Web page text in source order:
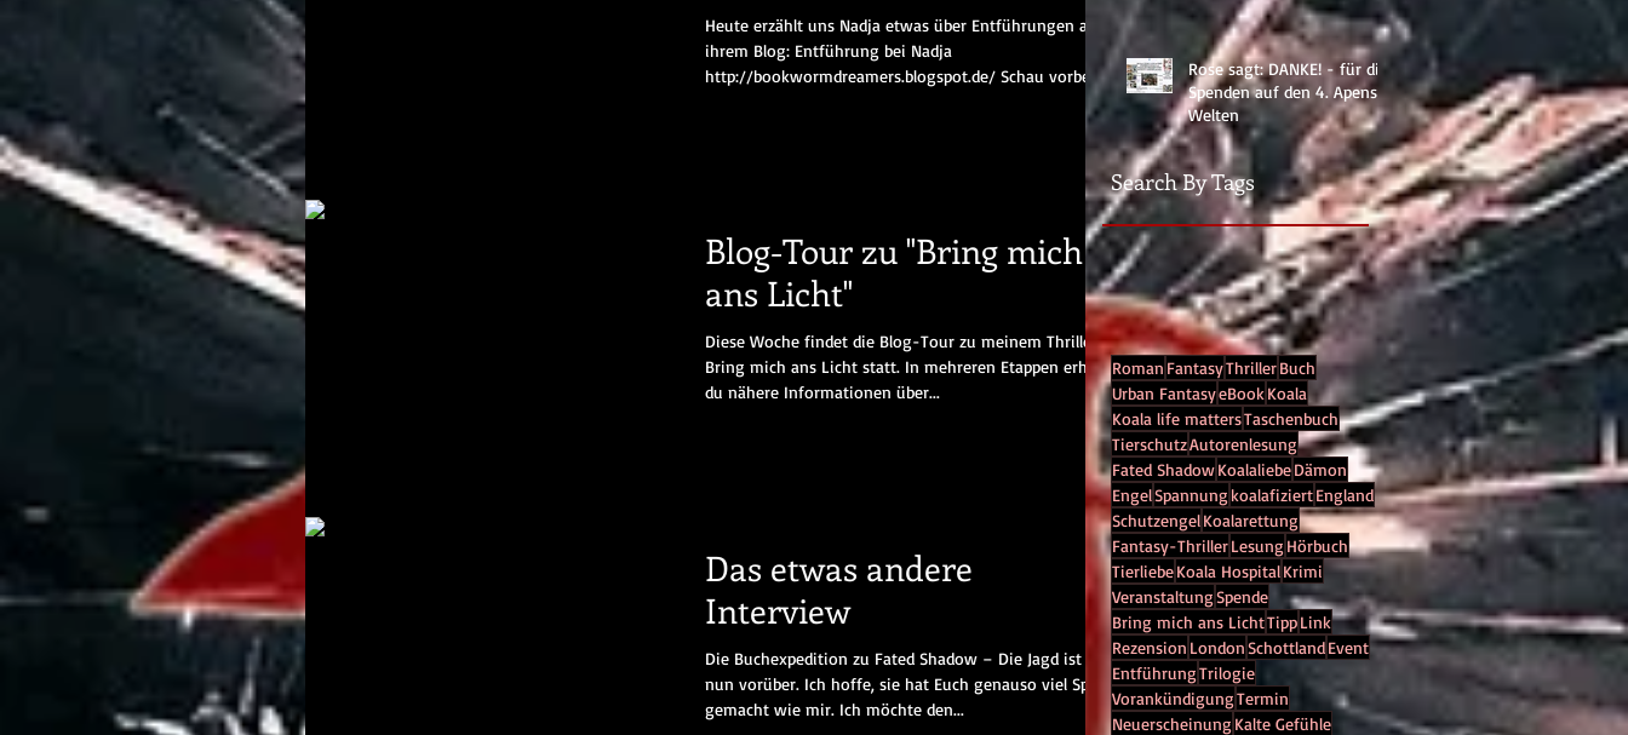
Heute erzählt uns Nadja etwas über Entführungen auf
ihrem Blog: Entführung bei Nadja
http://bookwormdreamers.blogspot.de/ Schau vorbei...
Blog-Tour zu "Bring mich
ans Licht"
Diese Woche findet die Blog-Tour zu meinem Thriller
Bring mich ans Licht statt. In mehreren Etappen erhälst
du nähere Informationen über...
Das etwas andere
Interview
Die Buchexpedition zu Fated Shadow – Die Jagd ist
nun vorüber. Ich hoffe, sie hat Euch genauso viel Spaß
gemacht wie mir. Ich möchte den...
Rose sagt: DANKE! - für die
Spenden auf den 4. Apenser
Welten
Search By Tags
Roman FantasyThrillerBuch
Urban FantasyeBookKoala
Koala life mattersTaschenbuch
TierschutzAutorenlesung
Fated ShadowKoalaliebeDämon
EngelSpannung koalafiziertEngland
SchutzengelKoalarettung
Fantasy-ThrillerLesung Hörbuch
TierliebeKoala HospitalKrimi
VeranstaltungSpende
Bring mich ans LichtTippLink
Rezension LondonSchottlandEvent
EntführungTrilogie
VorankündigungTermin
Neuerscheinung Kalte Gefühle